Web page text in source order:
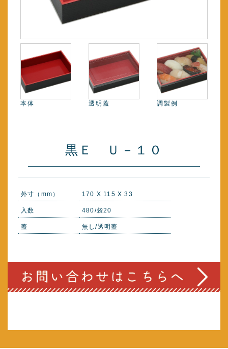
本体 透明蓋 調製例
黒Ｅ Ｕ－１０
外寸（mm） 170 X 115 X 33
入数 480/袋20
蓋 無し/透明蓋